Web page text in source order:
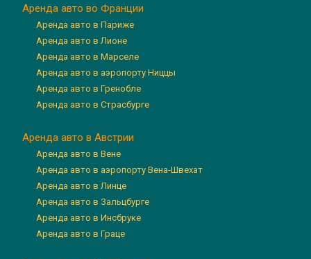
Аренда авто во Франции
Аренда авто в Париже
Аренда авто в Лионе
Аренда авто в Марселе
Аренда авто в аэропорту Ниццы
Аренда авто в Гренобле
Аренда авто в Страсбурге
Аренда авто в Австрии
Аренда авто в Вене
Аренда авто в аэропорту Вена-Швехат
Аренда авто в Линце
Аренда авто в Зальцбурге
Аренда авто в Инсбруке
Аренда авто в Граце